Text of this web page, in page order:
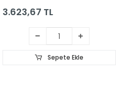
Taşınabilir Kırmızı-Mavi
3.623,67 TL
Sepete Ekle